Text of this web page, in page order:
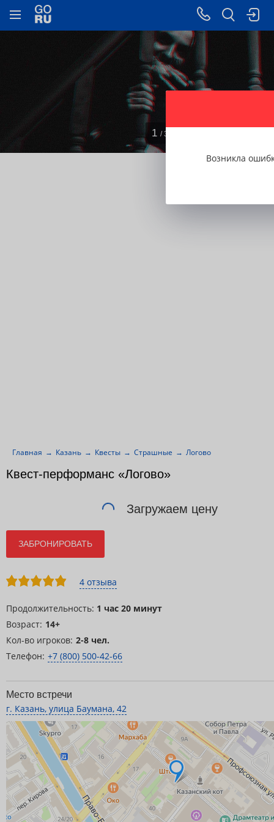
Загружаем цену
4 отзыва
Продолжительность: 1 час 20 минут
Возраст: 14+
Кол-во игроков: 2-8 чел.
Телефон: +7 (800) 500-42-66
ЗАБРОНИРОВАТЬ
Квест-перформанс «Логово»
Главная Казань Квесты Страшные Логово
1 / 3
Место встречи
г. Казань, улица Баумана, 42
Возникла